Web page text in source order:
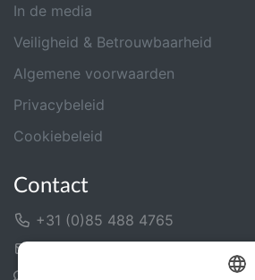
In de media
Veiligheid & Betrouwbaarheid
Algemene voorwaarden
Privacybeleid
Cookiebeleid
Contact
+31 (0)85 488 4765